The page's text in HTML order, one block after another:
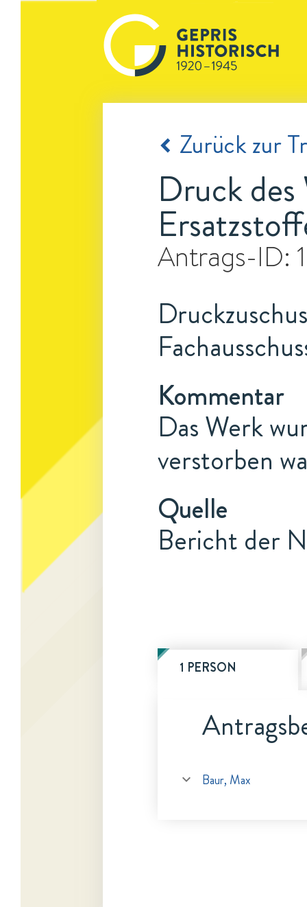
Zurück zur
Druck
Antrags-ID:
Kommentar
Das Werk
verstorben
Quelle
Bericht der
1 PERSON
Baur, Max